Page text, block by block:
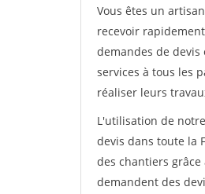
Vous êtes un
recevoir
demandes de
services à tous les
réaliser leurs
L'utilisation de
devis dans toute la
des chantiers grâce
demandent des